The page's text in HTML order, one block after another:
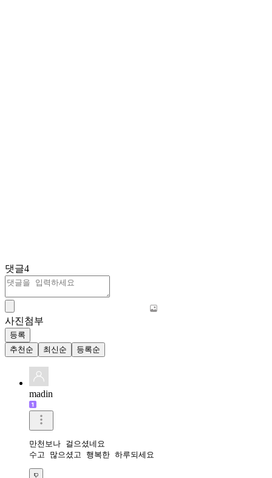
댓글4
사진첨부
등록
추천순
최신순 등록순
madin
만천보나 걸으셨네요
수고 많으셨고 행복한 하루되세요